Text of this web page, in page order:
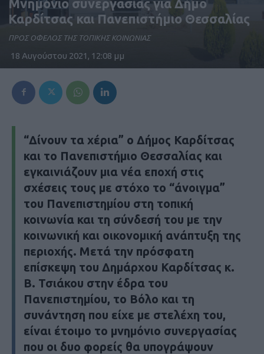
Μνημόνιο συνεργασίας για Δήμο
Καρδίτσας και Πανεπιστήμιο Θεσσαλίας
ΠΡΟΣ ΟΦΕΛΟΣ ΤΗΣ ΤΟΠΙΚΗΣ ΚΟΙΝΩΝΙΑΣ
18 Αυγούστου 2021, 12:08 μμ
“Δίνουν τα χέρια” ο Δήμος Καρδίτσας
και το Πανεπιστήμιο Θεσσαλίας και
εγκαινιάζουν μια νέα εποχή στις
σχέσεις τους με στόχο το “άνοιγμα”
του Πανεπιστημίου στη τοπική
κοινωνία και τη σύνδεσή του με την
κοινωνική και οικονομική ανάπτυξη της
περιοχής. Μετά την πρόσφατη
επίσκεψη του Δημάρχου Καρδίτσας κ.
Β. Τσιάκου στην έδρα του
Πανεπιστημίου, το Βόλο και τη
συνάντηση που είχε με στελέχη του,
είναι έτοιμο το μνημόνιο συνεργασίας
που οι δυο φορείς θα υπογράψουν